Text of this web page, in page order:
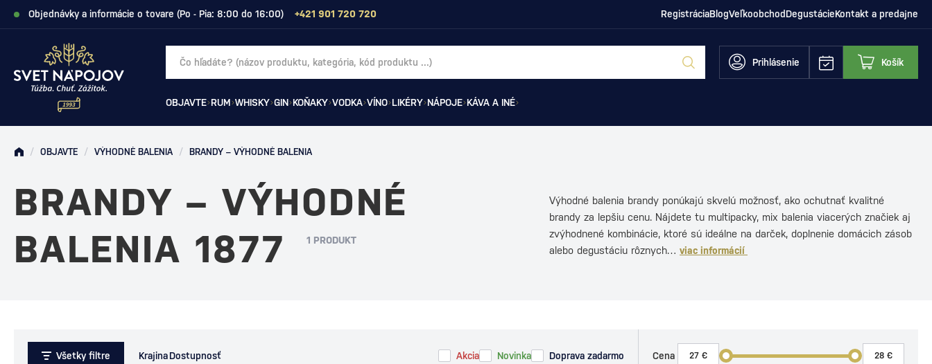
Objednávky a informácie o tovare (Po - Pia: 8:00 do 16:00) +421 901 720 720 RegistráciaBlogVeľkoobchodDegustácieKontakt a predajne
Prihlásenie Košík
OBJAVTE RUM WHISKY GIN KOŇAKY VODKA VÍNO LIKÉRY NÁPOJE KÁVA A INÉ
/ OBJAVTE / VÝHODNÉ BALENIA / BRANDY – VÝHODNÉ BALENIA
BRANDY – VÝHODNÉ
BALENIA 1877
1 PRODUKT
Výhodné balenia brandy ponúkajú skvelú možnosť, ako ochutnať kvalitné
brandy za lepšiu cenu. Nájdete tu multipacky, mix balenia viacerých značiek aj
zvýhodnené kombinácie, ktoré sú ideálne na darček, doplnenie domácich zásob
alebo degustáciu rôznych… viac informácií
Všetky filtre KrajinaDostupnosť Akcia Novinka Doprava zadarmo Cena